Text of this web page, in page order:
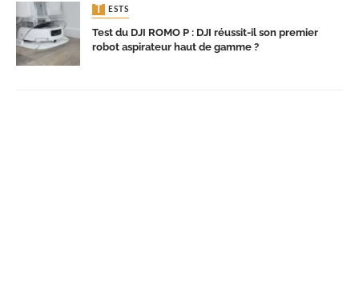
TESTS
Test du DJI ROMO P : DJI réussit-il son premier
robot aspirateur haut de gamme ?